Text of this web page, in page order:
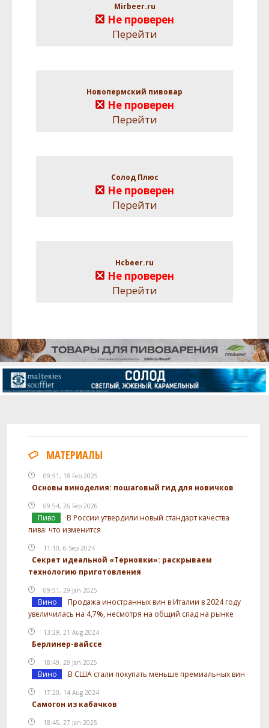
Mirbeer.ru
Не проверен
Перейти
Новопермский пивовар
Не проверен
Перейти
Солод Плюс
Не проверен
Перейти
Hcbeer.ru
Не проверен
Перейти
МАТЕРИАЛЫ
09:51, 18 Feb 2025
Основы виноделия: пошаговый гид для новичков
09:54, 26 Feb 2026
Пиво
В России утвердили новый стандарт качества
пива: что изменится
11:10, 6 Sep 2024
Секрет идеальной «Терновки»: раскрываем
технологию приготовления
09:51, 29 Jan 2025
Вино
Продажа иностранных вин в Италии в 2024 году
увеличилась на 4,7%, несмотря на общий спад на рынке
13:29, 21 Aug 2024
Берлинер-вайссе
18:49, 28 Jan 2025
Вино В США стали покупать меньше премиальных вин
17:20, 14 Aug 2024
Самогон из кабачков
18:45, 27 Jan 2025